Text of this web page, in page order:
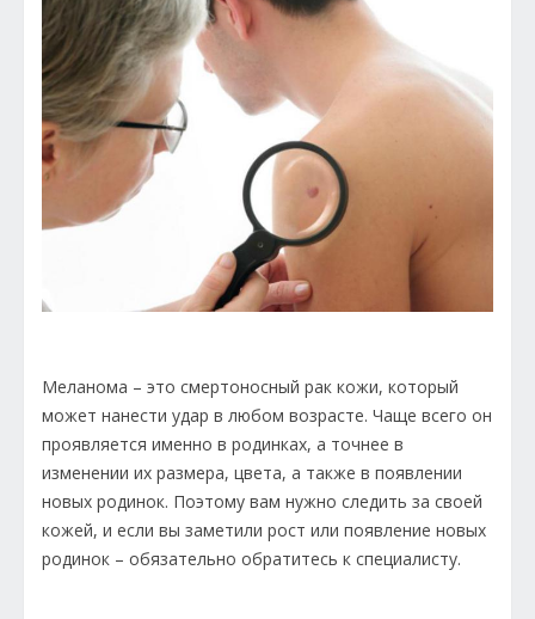
Меланома – это смертоносный рак кожи, который
может нанести удар в любом возрасте. Чаще всего он
проявляется именно в родинках, а точнее в
изменении их размера, цвета, а также в появлении
новых родинок. Поэтому вам нужно следить за своей
кожей, и если вы заметили рост или появление новых
родинок – обязательно обратитесь к специалисту.